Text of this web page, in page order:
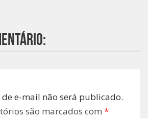
de e-mail não será publicado.
são marcados com *